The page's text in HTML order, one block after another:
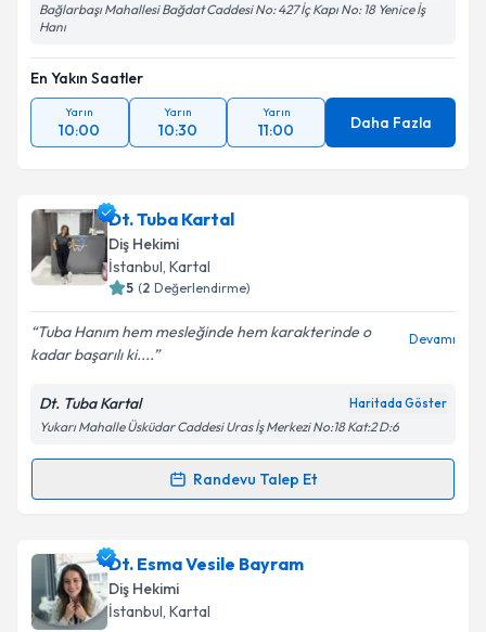
Bağlarbaşı Mahallesi Bağdat Caddesi No: 427 İç Kapı No: 18 Yenice İş
Hanı
En Yakın Saatler
Yarın
10:00
Yarın
10:30
Yarın
11:00 Daha Fazla
Dt. Tuba Kartal
Diş Hekimi
İstanbul, Kartal
5 (2 Değerlendirme)
Tuba Hanım hem mesleğinde hem karakterinde o
kadar başarılı ki....
Devamı
Dt. Tuba Kartal Haritada Göster
Yukarı Mahalle Üsküdar Caddesi Uras İş Merkezi No:18 Kat:2 D:6
Randevu Talep Et
Randevu Takvimi Talebi
Dt. Tuba Kartaliçin randevu takvimi talebi oluşturun.
Size bu uzmandan randevu almanız için bir takvim
hazırlandığında e-posta ile bilgilendireceğiz.
Dt. Esma Vesile Bayram
Diş Hekimi
İstanbul, Kartal